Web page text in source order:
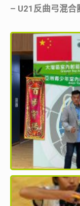
– U21反曲弓混合